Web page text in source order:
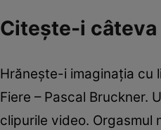
Citeşte-i
Hrăneşte-i imaginaţia cu
Fiere – Pascal Bruckner.
clipurile video.